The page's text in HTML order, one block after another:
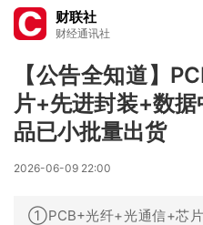
财联社
财经通讯社
【公告全知道】
片+先进封装+数
品已小批量出货
2026-06-09 22:00
①PCB+光纤+光通信+芯